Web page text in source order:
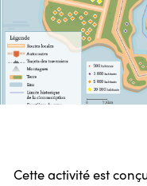
Cette activité est